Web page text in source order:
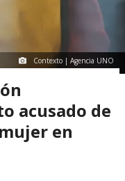
Contexto | Agencia UNO
acusado de
en